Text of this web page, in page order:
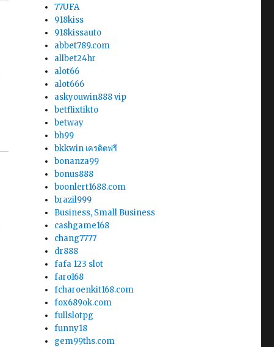
77UFA
918kiss
918kissauto
abbet789.com
allbet24hr
alot66
alot666
askyouwin888 vip
betflixtikto
betway
bh99
bkkwin เครดิตฟรี
bonanza99
bonus888
boonlert1688.com
brazil999
Business, Small Business
cashgame168
chang7777
dr888
fafa 123 slot
faro168
fcharoenkit168.com
fox689ok.com
fullslotpg
funny18
gem99ths.com